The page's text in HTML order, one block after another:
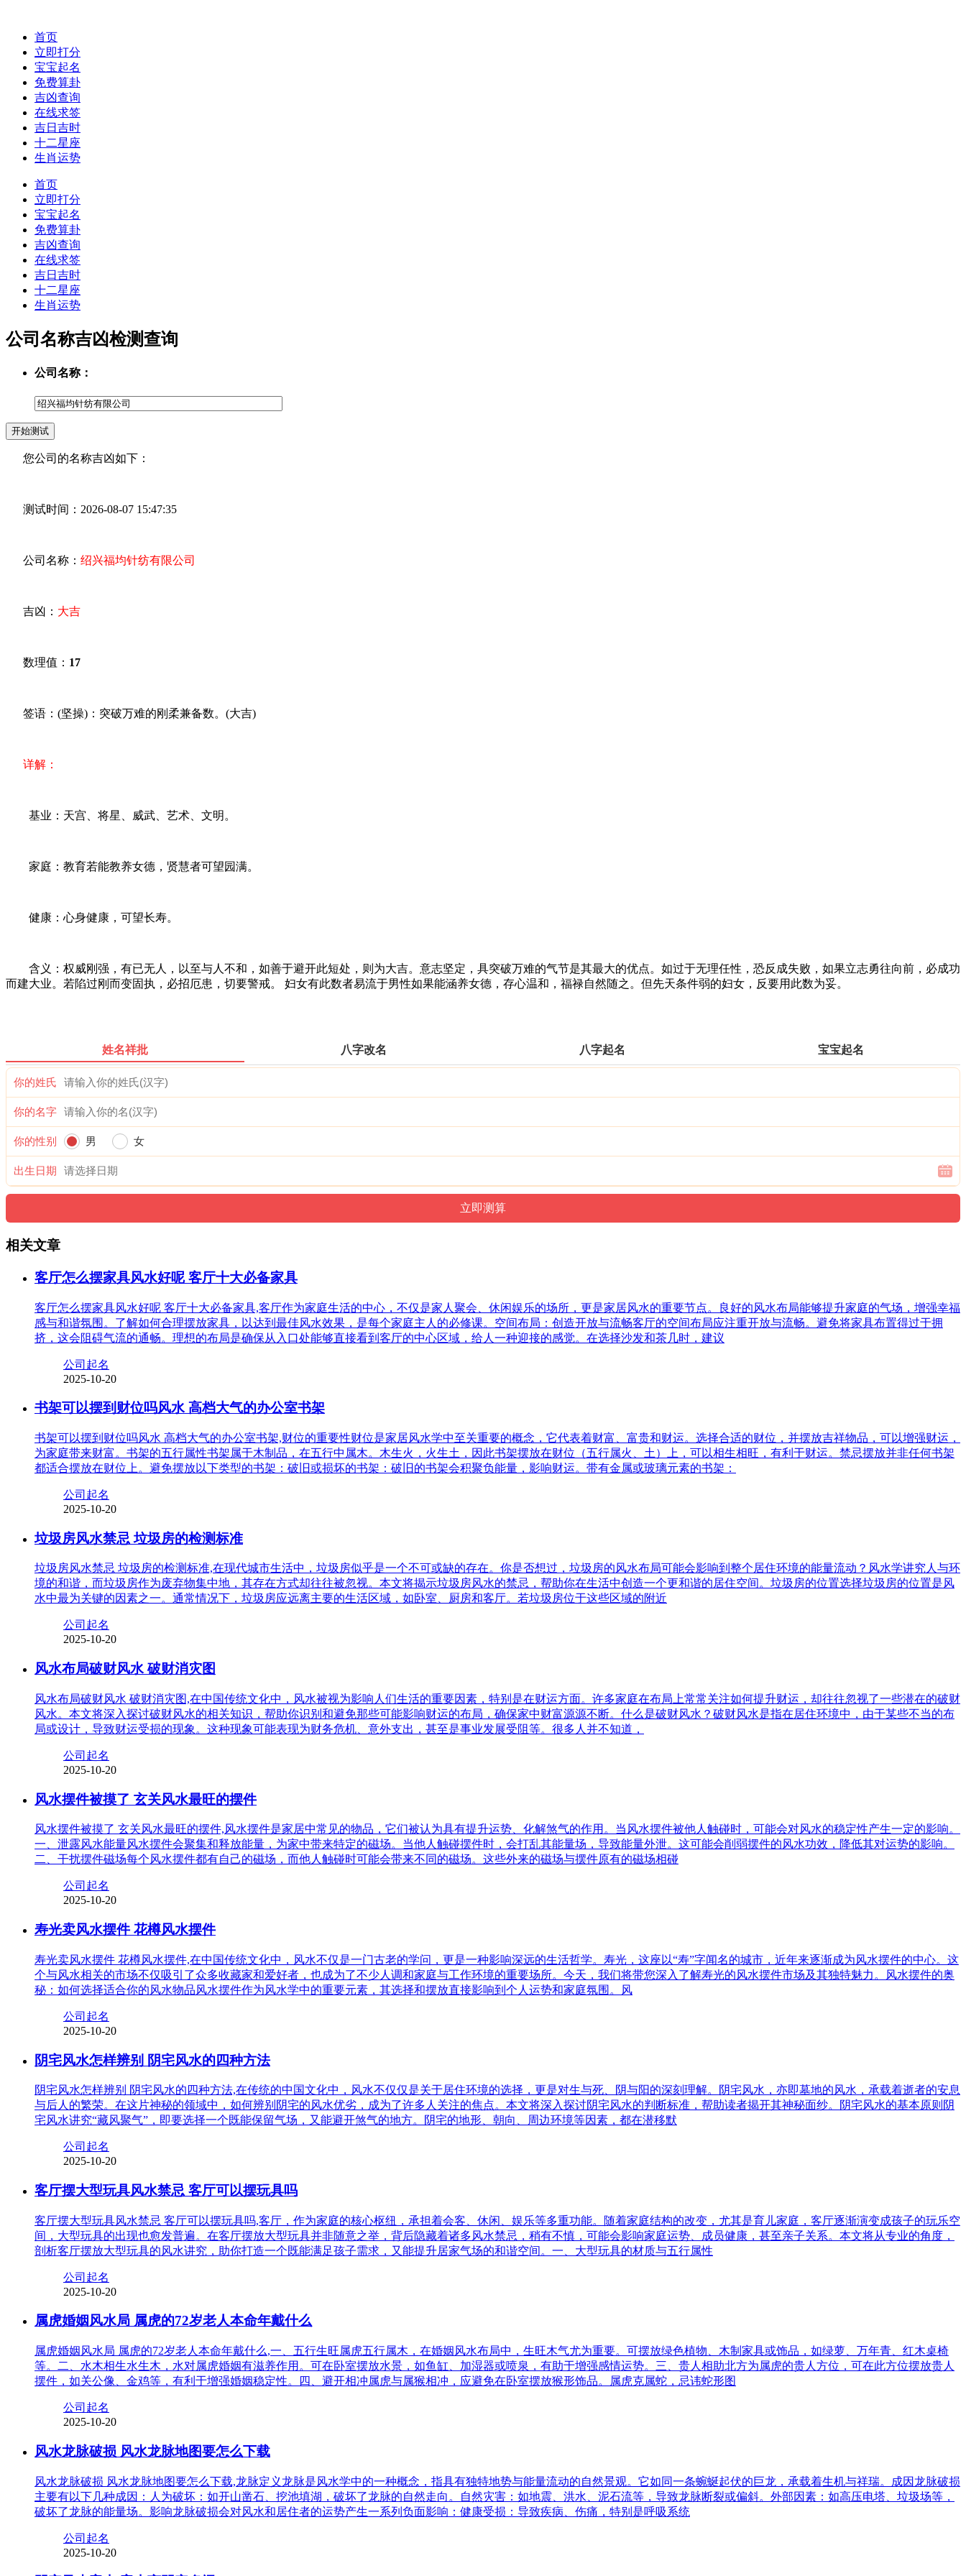
首页
立即打分
宝宝起名
免费算卦
吉凶查询
在线求签
吉日吉时
十二星座
生肖运势
首页
立即打分
宝宝起名
免费算卦
吉凶查询
在线求签
吉日吉时
十二星座
生肖运势
公司名称吉凶检测查询
公司名称：
您公司的名称吉凶如下：
测试时间：2026-08-07 15:47:35
公司名称： 绍兴福均针纺有限公司
吉凶： 大吉
数理值： 17
签语：(坚操)：突破万难的刚柔兼备数。(大吉)
详解：
基业：天宫、将星、威武、艺术、文明。
家庭：教育若能教养女德，贤慧者可望园满。
健康：心身健康，可望长寿。
含义：权威刚强，有已无人，以至与人不和，如善于避开此短处，则为大吉。意志坚定，具突破万难的气节是其最大的优点。如过于无理任性，恐反成失败，如果立志勇往向前，必成功
而建大业。若陷过刚而变固执，必招厄患，切要警戒。 妇女有此数者易流于男性如果能涵养女德，存心温和，福禄自然随之。但先天条件弱的妇女，反要用此数为妥。
姓名祥批 八字改名 八字起名 宝宝起名
你的姓氏
你的名字
你的性别 男 女
出生日期
相关文章
客厅怎么摆家具风水好呢 客厅十大必备家具
客厅怎么摆家具风水好呢 客厅十大必备家具,客厅作为家庭生活的中心，不仅是家人聚会、休闲娱乐的场所，更是家居风水的重要节点。良好的风水布局能够提升家庭的气场，增强幸福
感与和谐氛围。了解如何合理摆放家具，以达到最佳风水效果，是每个家庭主人的必修课。空间布局：创造开放与流畅客厅的空间布局应注重开放与流畅。避免将家具布置得过于拥
挤，这会阻碍气流的通畅。理想的布局是确保从入口处能够直接看到客厅的中心区域，给人一种迎接的感觉。在选择沙发和茶几时，建议
公司起名
2025-10-20
书架可以摆到财位吗风水 高档大气的办公室书架
书架可以摆到财位吗风水 高档大气的办公室书架,财位的重要性财位是家居风水学中至关重要的概念，它代表着财富、富贵和财运。选择合适的财位，并摆放吉祥物品，可以增强财运，
为家庭带来财富。书架的五行属性书架属于木制品，在五行中属木。木生火，火生土，因此书架摆放在财位（五行属火、土）上，可以相生相旺，有利于财运。禁忌摆放并非任何书架
都适合摆放在财位上。避免摆放以下类型的书架：破旧或损坏的书架：破旧的书架会积聚负能量，影响财运。带有金属或玻璃元素的书架：
公司起名
2025-10-20
垃圾房风水禁忌 垃圾房的检测标准
垃圾房风水禁忌 垃圾房的检测标准,在现代城市生活中，垃圾房似乎是一个不可或缺的存在。你是否想过，垃圾房的风水布局可能会影响到整个居住环境的能量流动？风水学讲究人与环
境的和谐，而垃圾房作为废弃物集中地，其存在方式却往往被忽视。本文将揭示垃圾房风水的禁忌，帮助你在生活中创造一个更和谐的居住空间。垃圾房的位置选择垃圾房的位置是风
水中最为关键的因素之一。通常情况下，垃圾房应远离主要的生活区域，如卧室、厨房和客厅。若垃圾房位于这些区域的附近
公司起名
2025-10-20
风水布局破财风水 破财消灾图
风水布局破财风水 破财消灾图,在中国传统文化中，风水被视为影响人们生活的重要因素，特别是在财运方面。许多家庭在布局上常常关注如何提升财运，却往往忽视了一些潜在的破财
风水。本文将深入探讨破财风水的相关知识，帮助你识别和避免那些可能影响财运的布局，确保家中财富源源不断。什么是破财风水？破财风水是指在居住环境中，由于某些不当的布
局或设计，导致财运受损的现象。这种现象可能表现为财务危机、意外支出，甚至是事业发展受阻等。很多人并不知道，
公司起名
2025-10-20
风水摆件被摸了 玄关风水最旺的摆件
风水摆件被摸了 玄关风水最旺的摆件,风水摆件是家居中常见的物品，它们被认为具有提升运势、化解煞气的作用。当风水摆件被他人触碰时，可能会对风水的稳定性产生一定的影响。
一、泄露风水能量风水摆件会聚集和释放能量，为家中带来特定的磁场。当他人触碰摆件时，会打乱其能量场，导致能量外泄。这可能会削弱摆件的风水功效，降低其对运势的影响。
二、干扰摆件磁场每个风水摆件都有自己的磁场，而他人触碰时可能会带来不同的磁场。这些外来的磁场与摆件原有的磁场相碰
公司起名
2025-10-20
寿光卖风水摆件 花樽风水摆件
寿光卖风水摆件 花樽风水摆件,在中国传统文化中，风水不仅是一门古老的学问，更是一种影响深远的生活哲学。寿光，这座以“寿”字闻名的城市，近年来逐渐成为风水摆件的中心。这
个与风水相关的市场不仅吸引了众多收藏家和爱好者，也成为了不少人调和家庭与工作环境的重要场所。今天，我们将带您深入了解寿光的风水摆件市场及其独特魅力。风水摆件的奥
秘：如何选择适合你的风水物品风水摆件作为风水学中的重要元素，其选择和摆放直接影响到个人运势和家庭氛围。风
公司起名
2025-10-20
阴宅风水怎样辨别 阴宅风水的四种方法
阴宅风水怎样辨别 阴宅风水的四种方法,在传统的中国文化中，风水不仅仅是关于居住环境的选择，更是对生与死、阴与阳的深刻理解。阴宅风水，亦即墓地的风水，承载着逝者的安息
与后人的繁荣。在这片神秘的领域中，如何辨别阴宅的风水优劣，成为了许多人关注的焦点。本文将深入探讨阴宅风水的判断标准，帮助读者揭开其神秘面纱。阴宅风水的基本原则阴
宅风水讲究“藏风聚气”，即要选择一个既能保留气场，又能避开煞气的地方。阴宅的地形、朝向、周边环境等因素，都在潜移默
公司起名
2025-10-20
客厅摆大型玩具风水禁忌 客厅可以摆玩具吗
客厅摆大型玩具风水禁忌 客厅可以摆玩具吗,客厅，作为家庭的核心枢纽，承担着会客、休闲、娱乐等多重功能。随着家庭结构的改变，尤其是育儿家庭，客厅逐渐演变成孩子的玩乐空
间，大型玩具的出现也愈发普遍。在客厅摆放大型玩具并非随意之举，背后隐藏着诸多风水禁忌，稍有不慎，可能会影响家庭运势、成员健康，甚至亲子关系。本文将从专业的角度，
剖析客厅摆放大型玩具的风水讲究，助你打造一个既能满足孩子需求，又能提升居家气场的和谐空间。一、大型玩具的材质与五行属性
公司起名
2025-10-20
属虎婚姻风水局 属虎的72岁老人本命年戴什么
属虎婚姻风水局 属虎的72岁老人本命年戴什么,一、五行生旺属虎五行属木，在婚姻风水布局中，生旺木气尤为重要。可摆放绿色植物、木制家具或饰品，如绿萝、万年青、红木桌椅
等。二、水木相生水生木，水对属虎婚姻有滋养作用。可在卧室摆放水景，如鱼缸、加湿器或喷泉，有助于增强感情运势。三、贵人相助北方为属虎的贵人方位，可在此方位摆放贵人
摆件，如关公像、金鸡等，有利于增强婚姻稳定性。四、避开相冲属虎与属猴相冲，应避免在卧室摆放猴形饰品。属虎克属蛇，忌讳蛇形图
公司起名
2025-10-20
风水龙脉破损 风水龙脉地图要怎么下载
风水龙脉破损 风水龙脉地图要怎么下载,龙脉定义龙脉是风水学中的一种概念，指具有独特地势与能量流动的自然景观。它如同一条蜿蜒起伏的巨龙，承载着生机与祥瑞。成因龙脉破损
主要有以下几种成因：人为破坏：如开山凿石、挖池填湖，破坏了龙脉的自然走向。自然灾害：如地震、洪水、泥石流等，导致龙脉断裂或偏斜。外部因素：如高压电塔、垃圾场等，
破坏了龙脉的能量场。影响龙脉破损会对风水和居住者的运势产生一系列负面影响：健康受损：导致疾病、伤痛，特别是呼吸系统
公司起名
2025-10-20